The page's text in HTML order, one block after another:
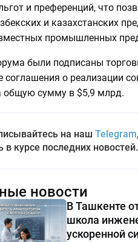
и преференций, что
и казахстанских
промышленных
были подписаны
соглашения о реализации
общую сумму в $5,9 млрд.
на наш Telegram
в курсе последних новостей.
новости
В Ташкенте
школа
ускоренной